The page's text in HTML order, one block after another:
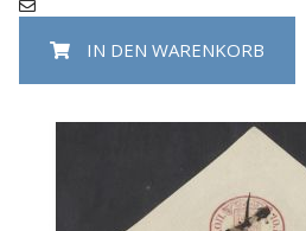
IN DEN WARENKORB